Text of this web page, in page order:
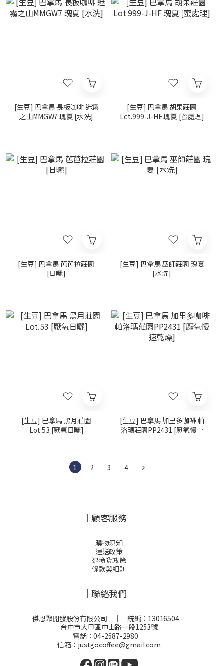
[生豆] 巴拿馬 長板咖啡 迷霧
之山MMGW7 瑰夏 [水洗]
[生豆] 巴拿馬 胡果莊園
Lot.999-J-HF 瑰夏 [蜜處理]
[生豆] 巴拿馬 芭芭拉莊園
[日曬]
[生豆] 巴拿馬 巫師莊園 瑰夏
[水洗]
[生豆] 巴拿馬 黑月莊園
Lot.53 [厭氧日曬]
[生豆] 巴拿馬 加里多咖啡 帕
洛瑪莊園PP2431 [厭氧慢速
1 2 3 4
｜顧客服務｜
購物須知
運送政策
退換貨政策
條款與細則
｜聯絡我們｜
傑恩聚開發股份有限公司 ｜ 統編：13016504
台中市大甲區中山路一段1253號
電話：04-2687-2980
信箱：justgocoffee@gmail.com